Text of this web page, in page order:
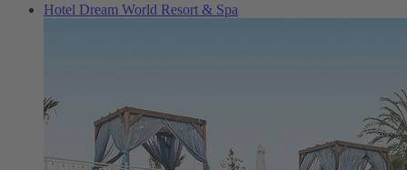
Hotel Dream World Resort & Spa